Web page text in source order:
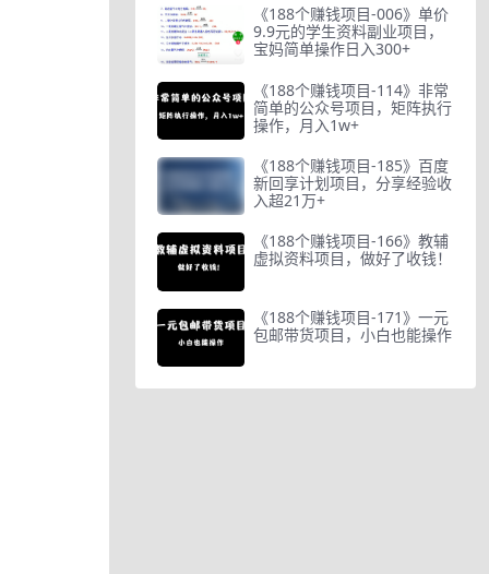
《188个赚钱项目-006》单价
9.9元的学生资料副业项目，
宝妈简单操作日入300+
《188个赚钱项目-114》非常
简单的公众号项目，矩阵执行
操作，月入1w+
《188个赚钱项目-185》百度
新回享计划项目，分享经验收
入超21万+
《188个赚钱项目-166》教辅
虚拟资料项目，做好了收钱！
《188个赚钱项目-171》一元
包邮带货项目，小白也能操作